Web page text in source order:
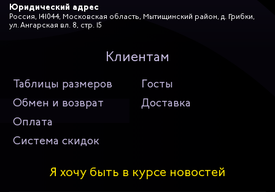
Юридический адрес
Россия, 141044, Московская область, Мытищинский район, д. Грибки,
ул. Ангарская вл. 8, стр. 15
Клиентам
Таблицы размеров
Госты
Обмен и возврат
Доставка
Оплата
Система скидок
Я хочу быть в курсе новостей